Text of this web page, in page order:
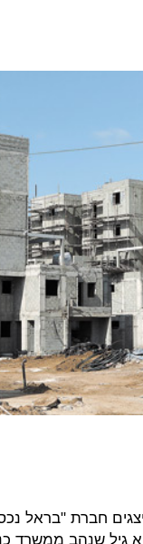
חברת "בראל
גיל שנהב ממשרד